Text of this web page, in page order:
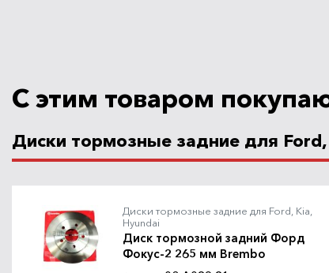
Диск тормозной
передний Форд
Remsa
Remsa
С этим товаром
Диски тормозные задние для
Диски тормозные задние для Ford, Kia,
Hyundai
Диск тормозной задний Форд
Фокус-2 265 мм Brembo